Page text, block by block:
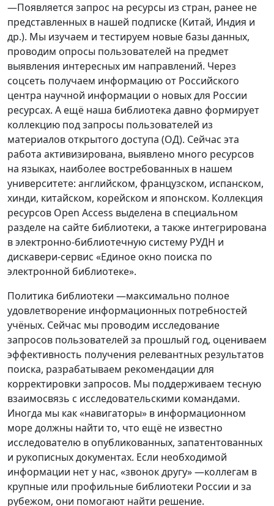
—Появляется запрос на ресурсы из стран, ранее не
представленных в нашей подписке (Китай, Индия и
др.). Мы изучаем и тестируем новые базы данных,
проводим опросы пользователей на предмет
выявления интересных им направлений. Через
соцсеть получаем информацию от Российского
центра научной информации о новых для России
ресурсах. А ещё наша библиотека давно формирует
коллекцию под запросы пользователей из
материалов открытого доступа (ОД). Сейчас эта
работа активизирована, выявлено много ресурсов
на языках, наиболее востребованных в нашем
университете: английском, французском, испанском,
хинди, китайском, корейском и японском. Коллекция
ресурсов Open Access выделена в специальном
разделе на сайте библиотеки, а также интегрирована
в электронно-библиотечную систему РУДН и
дискавери-сервис «Единое окно поиска по
электронной библиотеке».
Политика библиотеки —максимально полное
удовлетворение информационных потребностей
учёных. Сейчас мы проводим исследование
запросов пользователей за прошлый год, оцениваем
эффективность получения релевантных результатов
поиска, разрабатываем рекомендации для
корректировки запросов. Мы поддерживаем тесную
взаимосвязь с исследовательскими командами.
Иногда мы как «навигаторы» в информационном
море должны найти то, что ещё не известно
исследователю в опубликованных, запатентованных
и рукописных документах. Если необходимой
информации нет у нас, «звонок другу» —коллегам в
крупные или профильные библиотеки России и за
рубежом, они помогают найти решение.